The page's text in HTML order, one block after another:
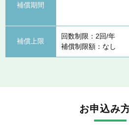
補償期間
補償上限
回数制限：2回/年
補償制限額：なし
お申込み